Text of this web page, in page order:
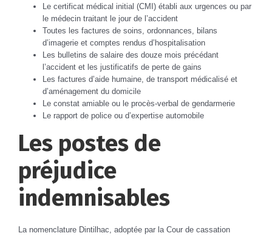
Le certificat médical initial (CMI) établi aux urgences ou par
le médecin traitant le jour de l’accident
Toutes les factures de soins, ordonnances, bilans
d’imagerie et comptes rendus d’hospitalisation
Les bulletins de salaire des douze mois précédant
l’accident et les justificatifs de perte de gains
Les factures d’aide humaine, de transport médicalisé et
d’aménagement du domicile
Le constat amiable ou le procès-verbal de gendarmerie
Le rapport de police ou d’expertise automobile
Les postes de
préjudice
indemnisables
La nomenclature Dintilhac, adoptée par la Cour de cassation